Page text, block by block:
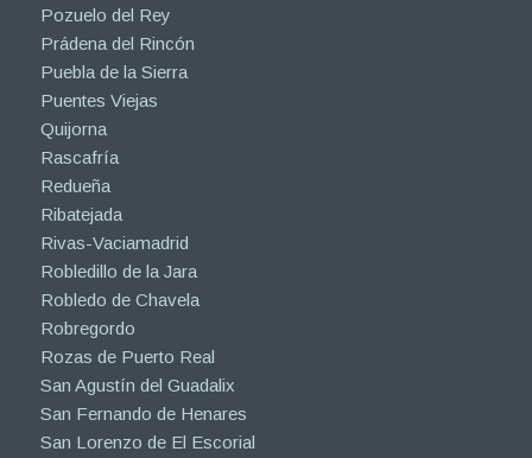
Pozuelo del Rey
Prádena del Rincón
Puebla de la Sierra
Puentes Viejas
Quijorna
Rascafría
Redueña
Ribatejada
Rivas-Vaciamadrid
Robledillo de la Jara
Robledo de Chavela
Robregordo
Rozas de Puerto Real
San Agustín del Guadalix
San Fernando de Henares
San Lorenzo de El Escorial